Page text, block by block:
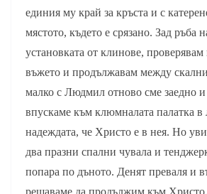
единия му край за кръста и с
мястото, където е срязано. Зад ръба
установката от клинове,
въжето и продължавам между
малко с Людмил отново сме заедно и
впускаме към клюмналата палатка в
надеждата, че Христо е в нея. Но
два празни спални чувала и
попара по дъното. Денят преваля и